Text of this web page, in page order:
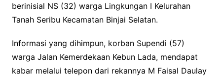
berinisial NS (32) warga Lingkungan I Kelurahan
Tanah Seribu Kecamatan Binjai Selatan.
Informasi yang dihimpun, korban Supendi (57)
warga Jalan Kemerdekaan Kebun Lada, mendapat
kabar melalui telepon dari rekannya M Faisal Daulay